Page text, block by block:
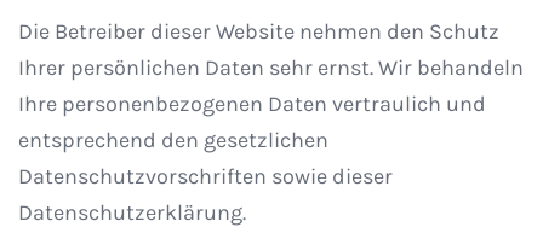
Die Betreiber dieser Website nehmen den Schutz
Ihrer persönlichen Daten sehr ernst. Wir behandeln
Ihre personenbezogenen Daten vertraulich und
entsprechend den gesetzlichen
Datenschutzvorschriften sowie dieser
Datenschutzerklärung.